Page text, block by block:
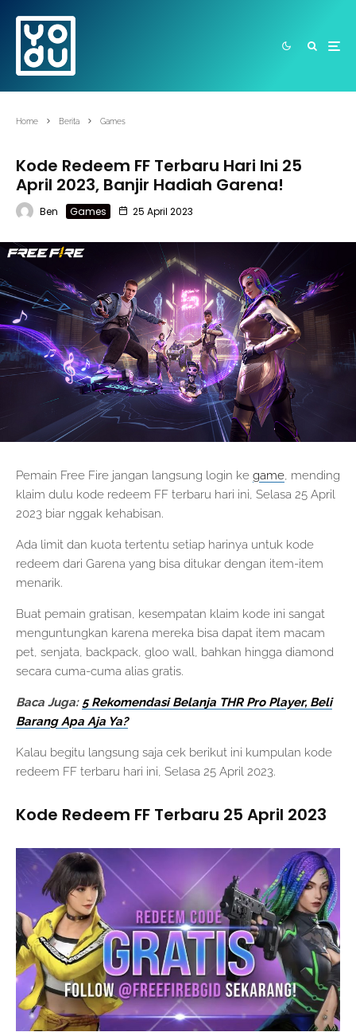
Home Berita Games
Kode Redeem FF Terbaru Hari Ini 25
April 2023, Banjir Hadiah Garena!
Ben Games 25 April 2023
Pemain Free Fire jangan langsung login ke game, mending
klaim dulu kode redeem FF terbaru hari ini, Selasa 25 April
2023 biar nggak kehabisan.
Ada limit dan kuota tertentu setiap harinya untuk kode
redeem dari Garena yang bisa ditukar dengan item-item
menarik.
Buat pemain gratisan, kesempatan klaim kode ini sangat
menguntungkan karena mereka bisa dapat item macam
pet, senjata, backpack, gloo wall, bahkan hingga diamond
secara cuma-cuma alias gratis.
Baca Juga: 5 Rekomendasi Belanja THR Pro Player, Beli
Barang Apa Aja Ya?
Kalau begitu langsung saja cek berikut ini kumpulan kode
redeem FF terbaru hari ini, Selasa 25 April 2023.
Kode Redeem FF Terbaru 25 April 2023